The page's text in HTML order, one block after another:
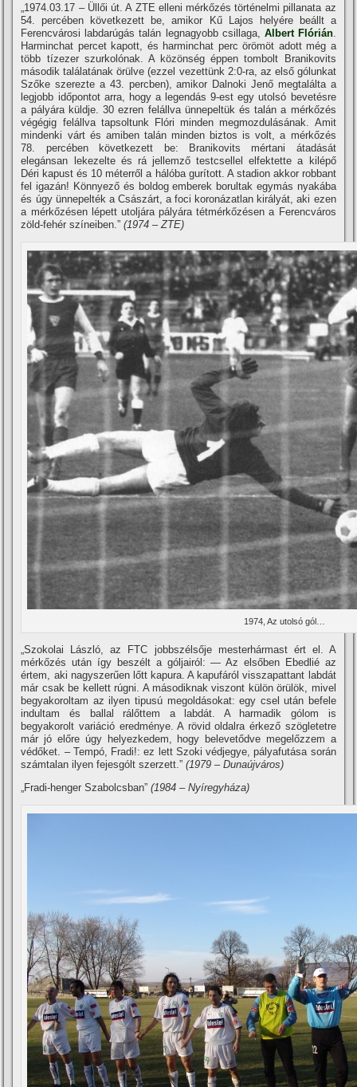
„1974.03.17 – Üllői út. A ZTE elleni mérkőzés történelmi pillanata az
54. percében következett be, amikor Kű Lajos helyére beállt a
Ferencvárosi labdarúgás talán legnagyobb csillaga, Albert Flórián.
Harminchat percet kapott, és harminchat perc örömöt adott még a
több tí­zezer szurkolónak. A közönség éppen tombolt Branikovits
második találatának örülve (ezzel vezettünk 2:0-ra, az első gólunkat
Szőke szerezte a 43. percben), amikor Dalnoki Jenő megtalálta a
legjobb időpontot arra, hogy a legendás 9-est egy utolsó bevetésre
a pályára küldje. 30 ezren felállva ünnepeltük és talán a mérkőzés
végégig felállva tapsoltunk Flóri minden megmozdulásának. Amit
mindenki várt és amiben talán minden biztos is volt, a mérkőzés
78. percében következett be: Branikovits mértani átadását
elegánsan lekezelte és rá jellemző testcsellel elfektette a kilépő
Déri kapust és 10 méterről a hálóba gurí­tott. A stadion akkor robbant
fel igazán! Könnyező és boldog emberek borultak egymás nyakába
és úgy ünnepelték a Császárt, a foci koronázatlan királyát, aki ezen
a mérkőzésen lépett utoljára pályára tétmérkőzésen a Ferencváros
zöld-fehér szí­neiben.”(1974 – ZTE)
1974, Az utolsó gól…
„Szokolai László, az FTC jobbszélsője mesterhármast ért el. A
mérkőzés után í­gy beszélt a góljairól: — Az elsőben Ebedlié az
értem, aki nagyszerűen lőtt kapura. A kapufáról visszapattant labdát
már csak be kellett rúgni. A másodiknak viszont külön örülök, mivel
begyakoroltam az ilyen tipusú megoldásokat: egy csel után befele
indultam és ballal rálőttem a labdát. A harmadik gólom is
begyakorolt variáció eredménye. A rövid oldalra érkező szögletetre
már jó előre úgy helyezkedem, hogy belevetődve megelőzzem a
védőket. – Tempó, Fradi!: ez lett Szoki védjegye, pályafutása során
számtalan ilyen fejesgólt szerzett.”(1979 – Dunaújváros)
„Fradi-henger Szabolcsban”(1984 – Nyí­regyháza)